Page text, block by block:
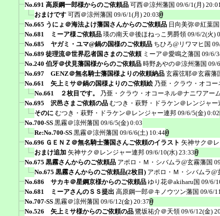
No.691 高原鋼一郎様からのご依頼品 可西＠涼州藩国 09/6/1(月)
おまけです 可西＠涼州藩国 09/6/1(月) 20:03
No.665 うにょ＠海法よけ藩国さんからのご依頼品 日向美弥＠紅葉国
No.681 ミーア様ご依頼品 瑛の南天＠後ほねっこ男爵領 09/6/2(火)
No.685 ヤガミ・ユマ@鍋の国様のご依頼品 ちひろ@リワマヒ国
No.689 徒理流＠世界忍者国さまのご依頼 ミーア＠愛鳴之藩国 09/6/
No.240 伯牙＠伏見藩国様からのご依頼品 時野あやの＠涼州藩国 09/
No.697 GENZ＠無名騎士藩国様よりの依頼納品 玄霧弦耶＠玄霧藩
No.661 矢上ミサ＠鍋の国様よりのご依頼絵 乃亜・クラウ・オコ
No.661 ２枚目です。
乃亜・クラウ・オコーネル＠ナニワアー
No.695 沢邑さまご依頼の品 むつき・萩野・ドラケン＠レンジャー
そのに むつき・萩野・ドラケン＠レンジャー連邦 09/6/5(金) 0:02
No.700-SS 黒霧＠涼州藩国 09/6/5(金) 0:03
Re:No.700-SS 黒霧＠涼州藩国 09/6/6(土) 10:44
No.696 ＧＥＮＺ＠無名騎士藩国さんご依頼のイラスト 矢神サク＠
おまけ追加 矢神サク＠レンジャー連邦 09/6/10(水) 23:33
No.675 黒霧さんからのご依頼品 アポロ・Ｍ・シバムラ@玄霧藩国
No.675 黒霧さんからのご依頼品(2枚目) アポロ・Ｍ・シバムラ@
No.686 サカキ＠星鋼京様からのご依頼品 ゆり花＠akiharu国 09/6/
No.681 ミーアさんのＳＳ提出 高原鋼一郎＠キノウツン藩国 09/6/
No.707-SS 黒霧＠涼州藩国 09/6/12(金) 20:37
No.526 矢上ミサ様からのご依頼の品 鷺坂祐介＠天領 09/6/12(金)